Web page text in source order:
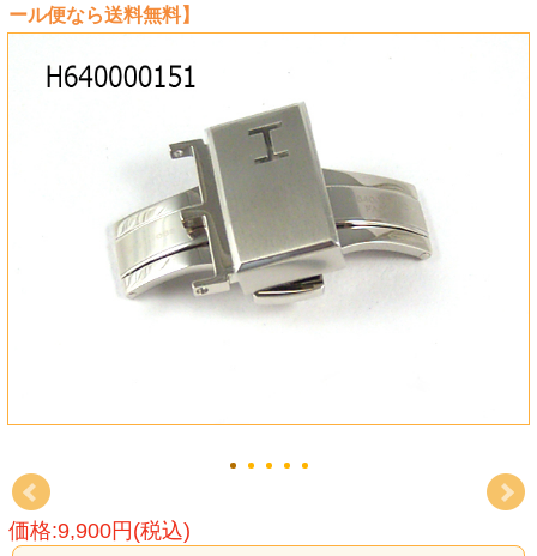
ール便なら送料無料】
価格:9,900円(税込)